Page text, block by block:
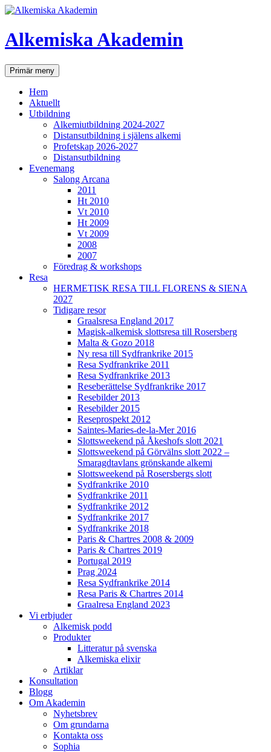
Hoppa
innehåll
Alkemiska Akademin
SökPrimär meny
Hem
Aktuellt
Utbildning
Alkemiutbildning 2024-2027
Distansutbildning i själens alkemi
Profetskap 2026-2027
Distansutbildning
Evenemang
Salong Arcana
2011
Ht 2010
Vt 2010
Ht 2009
Vt 2009
2008
2007
Föredrag & workshops
Resa
HERMETISK RESA TILL FLORENS & SIENA
2027
Tidigare resor
Graalsresa England 2017
Magisk-alkemisk slottsresa till Rosersberg
Malta & Gozo 2018
Ny resa till Sydfrankrike 2015
Resa Sydfrankrike 2011
Resa Sydfrankrike 2013
Reseberättelse Sydfrankrike 2017
Resebilder 2013
Resebilder 2015
Reseprospekt 2012
Saintes-Maries-de-la-Mer 2016
Slottsweekend på Åkeshofs slott 2021
Slottsweekend på Görvälns slott 2022 –
Smaragdtavlans grönskande alkemi
Slottsweekend på Rosersbergs slott
Sydfrankrike 2010
Sydfrankrike 2011
Sydfrankrike 2012
Sydfrankrike 2017
Sydfrankrike 2018
Paris & Chartres 2008 & 2009
Paris & Chartres 2019
Portugal 2019
Prag 2024
Resa Sydfrankrike 2014
Resa Paris & Chartres 2014
Graalresa England 2023
Vi erbjuder
Alkemisk podd
Produkter
Litteratur på svenska
Alkemiska elixir
Artiklar
Konsultation
Blogg
Om Akademin
Nyhetsbrev
Om grundarna
Kontakta oss
Sophia